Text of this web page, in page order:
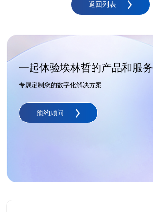
返回列表
一起体验埃林哲的产品和服务
专属定制您的数字化解决方案
预约顾问